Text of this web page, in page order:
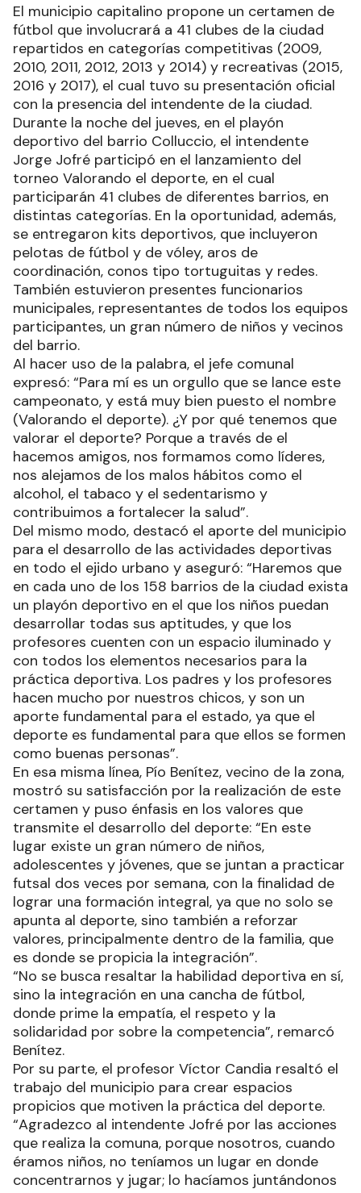
El municipio capitalino propone un certamen de
fútbol que involucrará a 41 clubes de la ciudad
repartidos en categorías competitivas (2009,
2010, 2011, 2012, 2013 y 2014) y recreativas (2015,
2016 y 2017), el cual tuvo su presentación oficial
con la presencia del intendente de la ciudad.
Durante la noche del jueves, en el playón
deportivo del barrio Colluccio, el intendente
Jorge Jofré participó en el lanzamiento del
torneo Valorando el deporte, en el cual
participarán 41 clubes de diferentes barrios, en
distintas categorías. En la oportunidad, además,
se entregaron kits deportivos, que incluyeron
pelotas de fútbol y de vóley, aros de
coordinación, conos tipo tortuguitas y redes.
También estuvieron presentes funcionarios
municipales, representantes de todos los equipos
participantes, un gran número de niños y vecinos
del barrio.
Al hacer uso de la palabra, el jefe comunal
expresó: “Para mí es un orgullo que se lance este
campeonato, y está muy bien puesto el nombre
(Valorando el deporte). ¿Y por qué tenemos que
valorar el deporte? Porque a través de el
hacemos amigos, nos formamos como líderes,
nos alejamos de los malos hábitos como el
alcohol, el tabaco y el sedentarismo y
contribuimos a fortalecer la salud”.
Del mismo modo, destacó el aporte del municipio
para el desarrollo de las actividades deportivas
en todo el ejido urbano y aseguró: “Haremos que
en cada uno de los 158 barrios de la ciudad exista
un playón deportivo en el que los niños puedan
desarrollar todas sus aptitudes, y que los
profesores cuenten con un espacio iluminado y
con todos los elementos necesarios para la
práctica deportiva. Los padres y los profesores
hacen mucho por nuestros chicos, y son un
aporte fundamental para el estado, ya que el
deporte es fundamental para que ellos se formen
como buenas personas”.
En esa misma línea, Pío Benítez, vecino de la zona,
mostró su satisfacción por la realización de este
certamen y puso énfasis en los valores que
transmite el desarrollo del deporte: “En este
lugar existe un gran número de niños,
adolescentes y jóvenes, que se juntan a practicar
futsal dos veces por semana, con la finalidad de
lograr una formación integral, ya que no solo se
apunta al deporte, sino también a reforzar
valores, principalmente dentro de la familia, que
es donde se propicia la integración”.
“No se busca resaltar la habilidad deportiva en sí,
sino la integración en una cancha de fútbol,
donde prime la empatía, el respeto y la
solidaridad por sobre la competencia”, remarcó
Benítez.
Por su parte, el profesor Víctor Candia resaltó el
trabajo del municipio para crear espacios
propicios que motiven la práctica del deporte.
“Agradezco al intendente Jofré por las acciones
que realiza la comuna, porque nosotros, cuando
éramos niños, no teníamos un lugar en donde
concentrarnos y jugar; lo hacíamos juntándonos